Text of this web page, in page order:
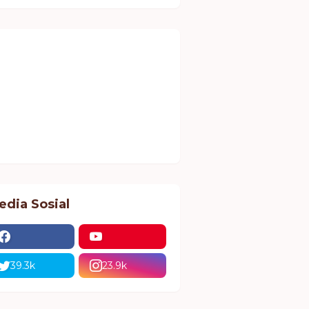
Sosial
39.3k 23.9k